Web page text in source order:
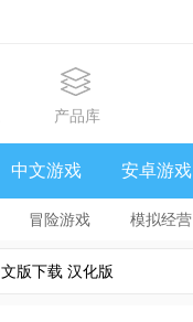
产品库
中文游戏 安卓游戏
冒险游戏 模拟经营
版下载 汉化版